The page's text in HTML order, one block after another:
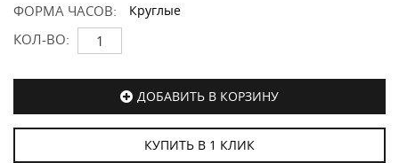
ФОРМА ЧАСОВ: Круглые
КОЛ-ВО:
ДОБАВИТЬ В КОРЗИНУ
КУПИТЬ В 1 КЛИК